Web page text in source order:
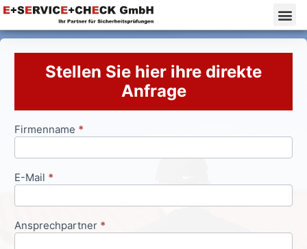
Stellen Sie hier ihre direkte
Anfrage
Anfrageformular
Firmenname *
E-Mail *
Ansprechpartner *